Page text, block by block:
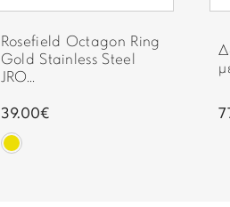
ΣΥΛΛΟΓΗ:
Στην περίπτωση
οδηγός θα αφήσει
Rosefield Octagon Ring
Gold Stainless Steel
JRO...
39.00€